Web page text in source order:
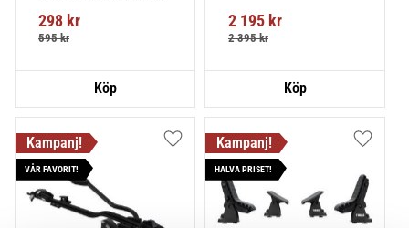
montering på din bil.
298 kr
595kr
2 195 kr
2 395kr
VÅR FAVORIT!
Lägg till i favoriter
HALVA PRISET!
Lägg